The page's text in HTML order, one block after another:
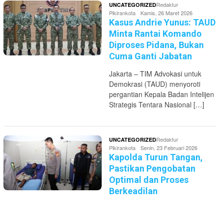
UNCATEGORIZEDRedaktur
Pikirankota
Kamis, 26 Maret 2026
Kasus Andrie Yunus: TAUD
Minta Rantai Komando
Diproses Pidana, Bukan
Cuma Ganti Jabatan
Jakarta – TIM Advokasi untuk
Demokrasi (TAUD) menyoroti
pergantian Kepala Badan Intelijen
Strategis Tentara Nasional […]
UNCATEGORIZEDRedaktur
Pikirankota
Senin, 23 Februari 2026
Kapolda Turun Tangan,
Pastikan Pengobatan
Optimal dan Proses
Berkeadilan